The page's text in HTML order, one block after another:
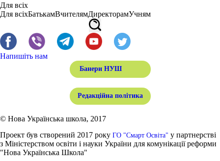
Для всіх
Для всіхБатькамВчителямДиректорамУчням
Напишіть нам
Банери НУШ
Редакційна політика
© Нова Українська школа, 2017
Проект був створений 2017 року ГО "Смарт Освіта" у партнерстві
з Міністерством освіти і науки України для комунікації реформи
"Нова Українська Школа"